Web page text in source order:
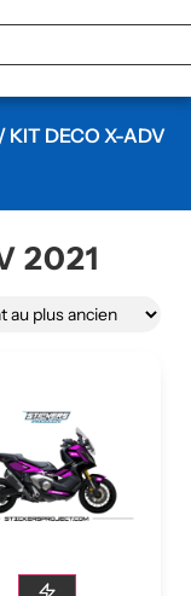
/ KIT DECO X-ADV
2021